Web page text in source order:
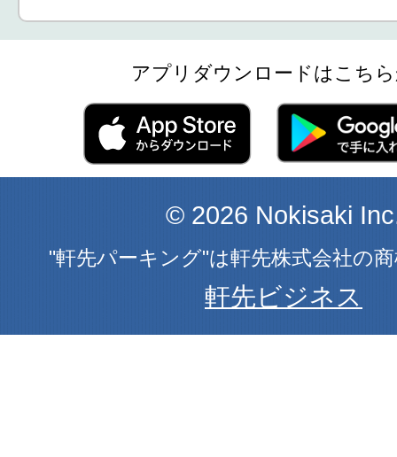
アプリダウンロードはこち
© 2026 Nokisaki
"軒先パーキング"は軒先株式会社の
軒先ビジネス